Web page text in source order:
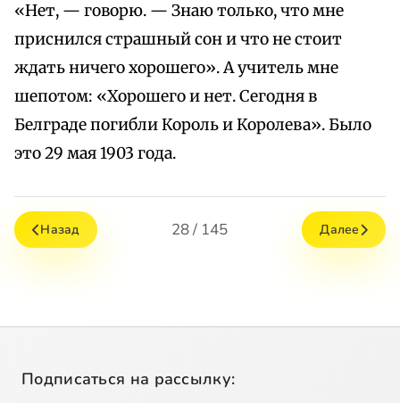
«Нет, — говорю. — Знаю только, что мне
приснился страшный сон и что не стоит
ждать ничего хорошего». А учитель мне
шепотом: «Хорошего и нет. Сегодня в
Белграде погибли Король и Королева». Было
это 29 мая 1903 года.
Назад 28 / 145 Далее
Подписаться на рассылку: